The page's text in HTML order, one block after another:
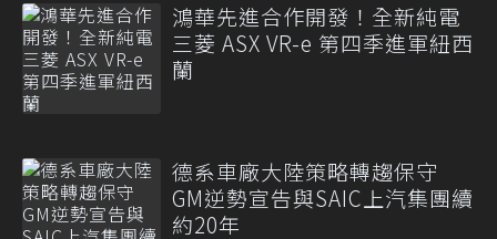
鴻華先進合作開發！全新純電
三菱 ASX VR-e 第四季進軍紐西
蘭
德系車廠大陸策略轉趨保守
GM逆勢宣告與SAIC上汽集團續
約20年